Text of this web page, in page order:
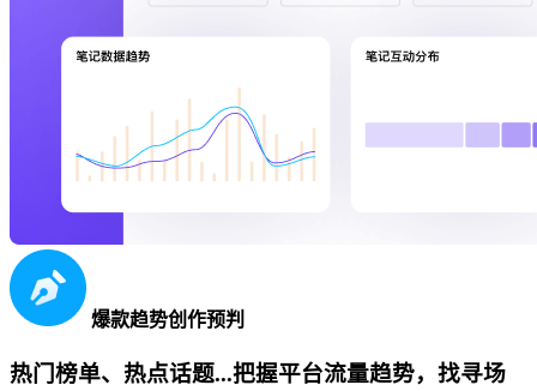
爆款趋势创作预判
热门榜单、热点话题...把握平台流量趋势，找寻场